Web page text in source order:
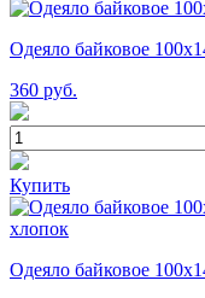
Одеяло байковое
360 руб.
Купить
Одеяло байковое